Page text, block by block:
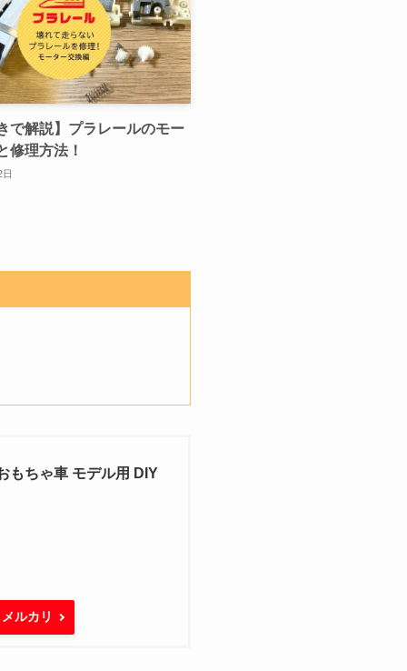
で解説】プラレールのモー
修理方法！
もちゃ車 モデル用 DIY
メルカリ